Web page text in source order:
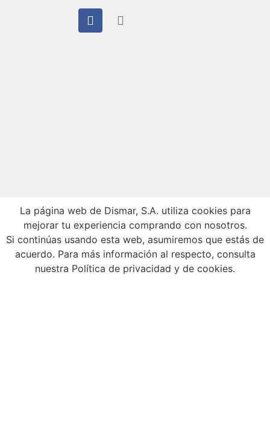
La página web de Dismar, S.A. utiliza cookies para
mejorar tu experiencia comprando con nosotros.
Si continúas usando esta web, asumiremos que estás de
acuerdo. Para más información al respecto, consulta
nuestra Política de privacidad y de cookies.